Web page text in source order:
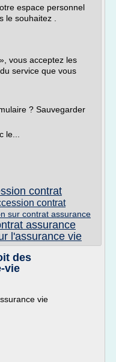
espace personnel
souhaitez .
vous acceptez les
service que vous
? Sauvegarder
le...
contrat
contrat
sur contrat assurance
assurance
l'assurance vie
des
vie
vie